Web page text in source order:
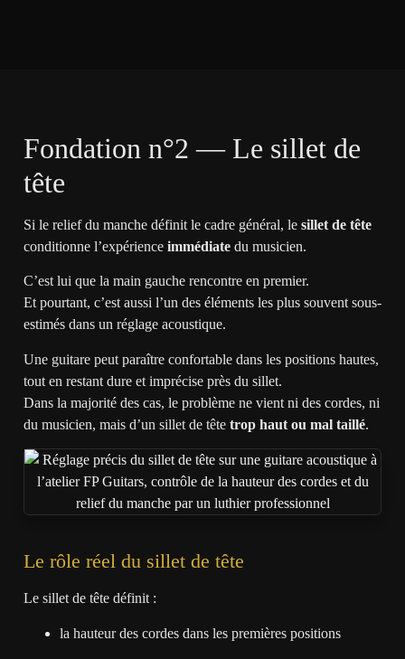
Fondation n°2 — Le sillet de
tête
Si le relief du manche définit le cadre général, le sillet de tête
conditionne l’expérience immédiate du musicien.
C’est lui que la main gauche rencontre en premier.
Et pourtant, c’est aussi l’un des éléments les plus souvent sous-
estimés dans un réglage acoustique.
Une guitare peut paraître confortable dans les positions hautes,
tout en restant dure et imprécise près du sillet.
Dans la majorité des cas, le problème ne vient ni des cordes, ni
du musicien, mais d’un sillet de tête trop haut ou mal taillé.
Le rôle réel du sillet de tête
Le sillet de tête définit :
la hauteur des cordes dans les premières positions